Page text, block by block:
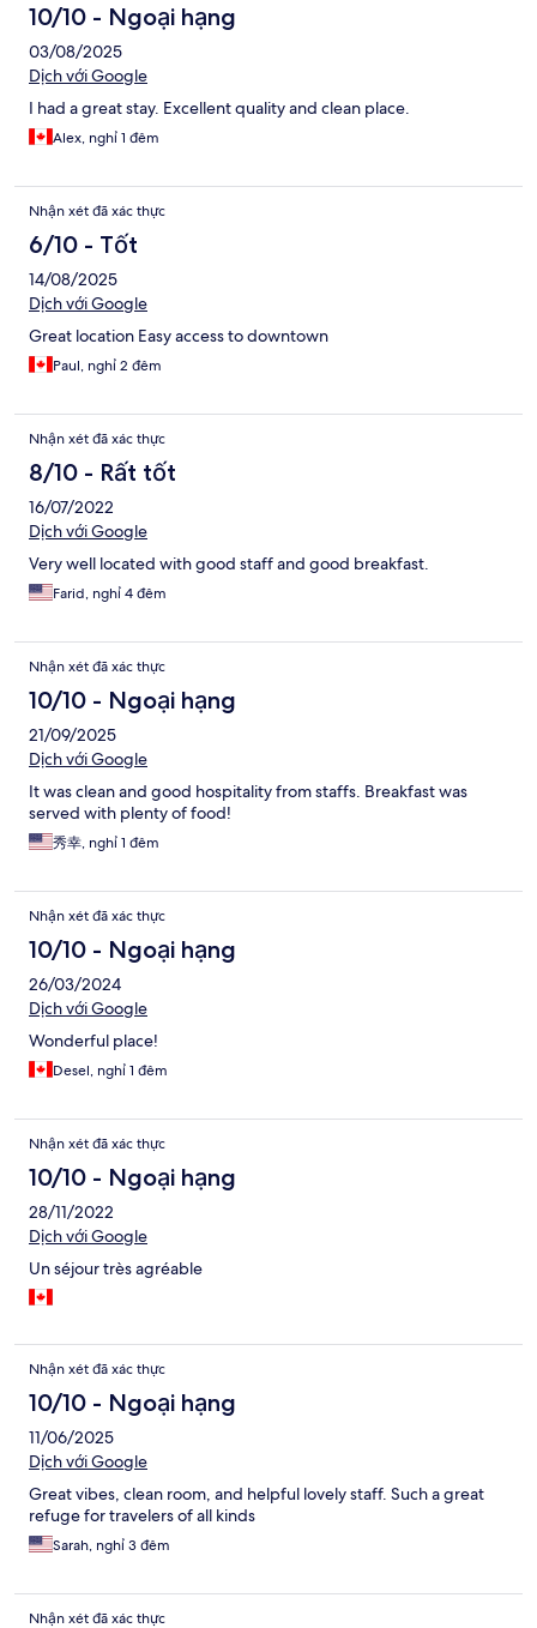
10/10 - Ngoại hạng
03/08/2025
Dịch với Google
I had a great stay. Excellent quality and clean place.
Alex, nghỉ 1 đêm
Nhận xét đã xác thực
6/10 - Tốt
14/08/2025
Dịch với Google
Great location Easy access to downtown
Paul, nghỉ 2 đêm
Nhận xét đã xác thực
8/10 - Rất tốt
16/07/2022
Dịch với Google
Very well located with good staff and good breakfast.
Farid, nghỉ 4 đêm
Nhận xét đã xác thực
10/10 - Ngoại hạng
21/09/2025
Dịch với Google
It was clean and good hospitality from staffs. Breakfast was
served with plenty of food!
秀幸, nghỉ 1 đêm
Nhận xét đã xác thực
10/10 - Ngoại hạng
26/03/2024
Dịch với Google
Wonderful place!
Desel, nghỉ 1 đêm
Nhận xét đã xác thực
10/10 - Ngoại hạng
28/11/2022
Dịch với Google
Un séjour très agréable
Nhận xét đã xác thực
10/10 - Ngoại hạng
11/06/2025
Dịch với Google
Great vibes, clean room, and helpful lovely staff. Such a great
refuge for travelers of all kinds
Sarah, nghỉ 3 đêm
Nhận xét đã xác thực